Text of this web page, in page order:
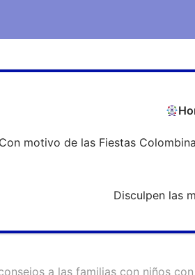
a las familias
en casa
a las familias con niños
Con motivo de las Fiestas
Disculpen las